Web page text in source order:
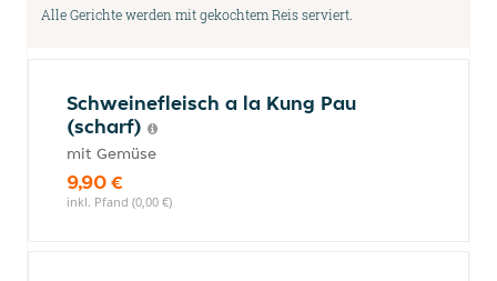
Alle Gerichte werden mit gekochtem Reis serviert.
Schweinefleisch a la Kung Pau
(scharf)
mit Gemüse
9,90 €
inkl. Pfand (0,00 €)